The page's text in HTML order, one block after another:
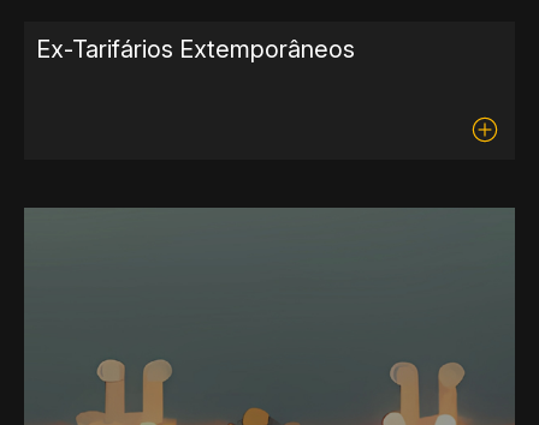
Ex-Tarifários Extemporâneos